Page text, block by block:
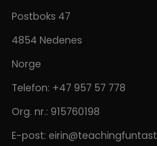
Postboks 47
4854 Nedenes
Norge
Telefon: +47 957 57 778
Org. nr.: 915760198
E-post: